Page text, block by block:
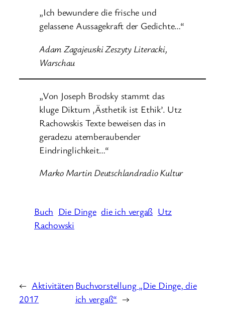
„Ich bewundere die frische und
gelassene Aussagekraft der Gedichte…“
Adam Zagajewski Zeszyty Literacki,
Warschau
„Von Joseph Brodsky stammt das
kluge Diktum ‚Ästhetik ist Ethik’. Utz
Rachowskis Texte beweisen das in
geradezu atemberaubender
Eindringlichkeit…“
Marko Martin Deutschlandradio Kultur
Buch Die Dinge die ich vergaß Utz
Rachowski
← Aktivitäten
2017
Buchvorstellung „Die Dinge, die
ich vergaß“ →